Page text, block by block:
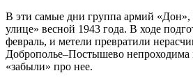
В эти самые дни группа армий «Дон»,
улице» весной 1943 года. В ходе
февраль, и метели превратили
Доброполье–Постышево непроходима
«забыли» про нее.